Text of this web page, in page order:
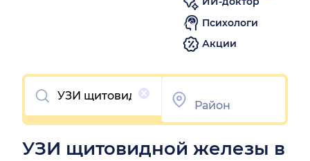
Психологи
Акции
Очистить
УЗИ щитовидной железы в